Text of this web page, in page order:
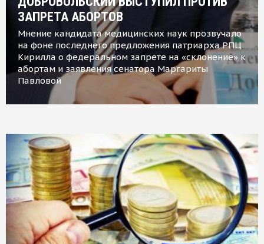
ЗАПРЕТА АБОРТОВ
Мнение кандидата медицинских наук прозвучало
на фоне последнего предложения патриарха РПЦ
Кирилла о федеральном запрете на «склонение» к
абортам и заявления сенатора Маргариты
Павловой